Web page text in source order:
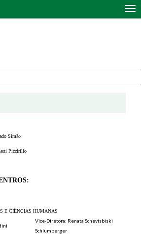
Simão
Piccirillo
E CIÊNCIAS HUMANAS
Vice-Diretora: Renata Schevisbiski
Schlumberger